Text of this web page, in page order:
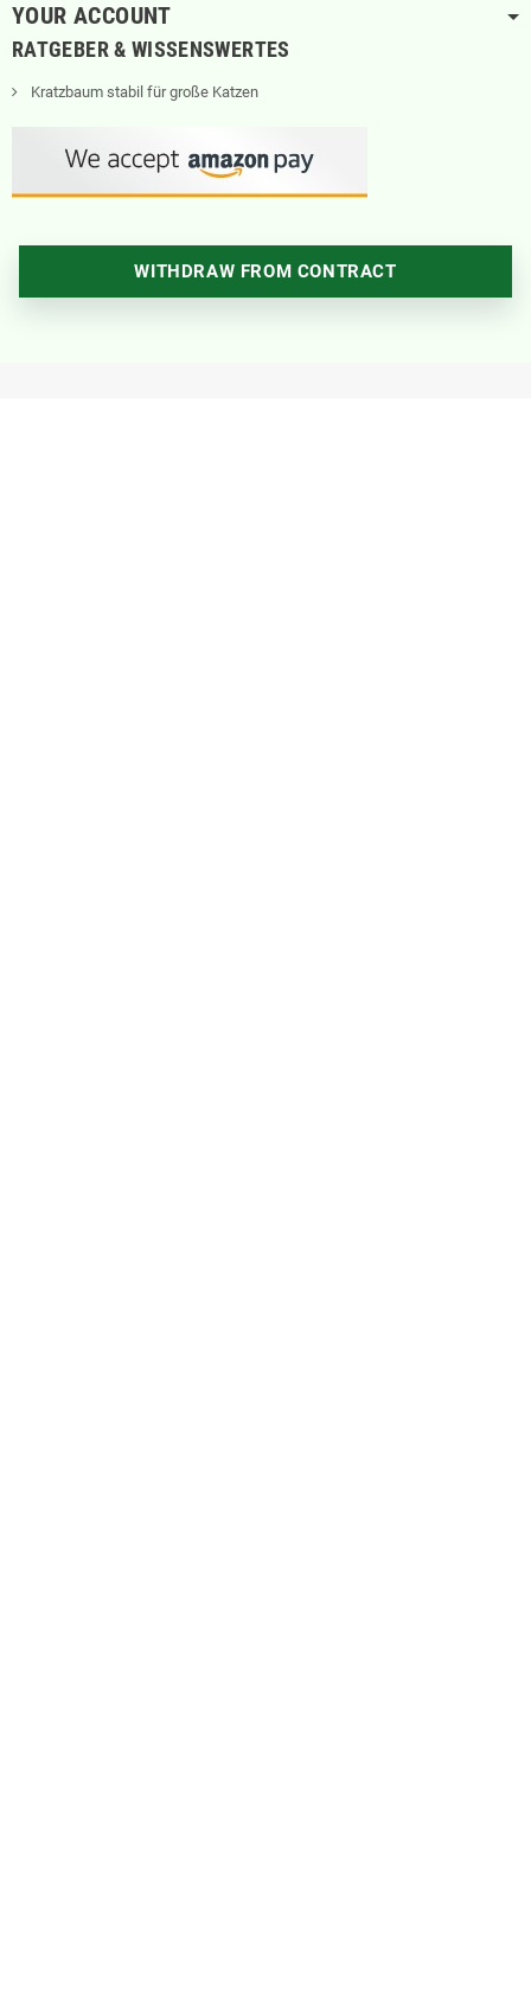
YOUR ACCOUNT
RATGEBER & WISSENSWERTES
Kratzbaum stabil für große Katzen
WITHDRAW FROM CONTRACT